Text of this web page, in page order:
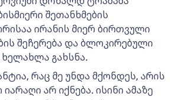
შეთანხმების
ირანის მიერ ბირთვული
შეჩერება და ბლოკირებული
გახსნა.
რაც მე უნდა მქონდეს, არის
არ იქნება. ისინი ამაზე